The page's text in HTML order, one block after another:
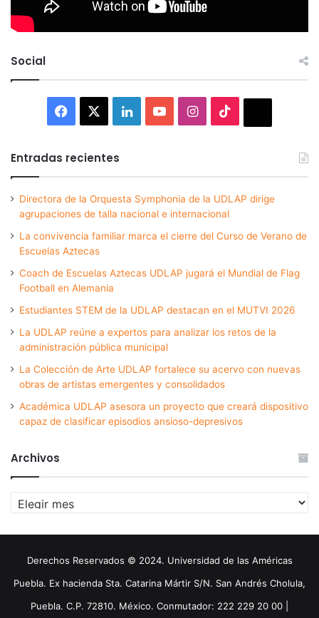
Social
Facebook LinkedInYouTubeInstagram
Entradas recientes
Directora de la Orquesta Symphonia de la UDLAP dirige
agrupaciones de talla nacional e internacional
La convivencia familiar marca el cierre del Curso de Verano de
Escuelas Aztecas
Coach de Escuelas Aztecas UDLAP jugará el Mundial de Flag
Football en Alemania
Estudiantes STEM de la UDLAP destacan en el MUTVI 2026
La UDLAP reúne a expertos para analizar los retos de la
administración pública municipal
La Colección de Arte UDLAP fortalece su acervo con nuevas
obras de artistas emergentes y consolidados
Académica UDLAP asesora un proyecto que creará dispositivo
capaz de clasificar episodios ansioso-depresivos
Archivos
Archivos
Derechos Reservados © 2024. Universidad de las Américas
Puebla. Ex hacienda Sta. Catarina Mártir S/N. San Andrés Cholula,
Puebla. C.P. 72810. México. Conmutador: 222 229 20 00 |